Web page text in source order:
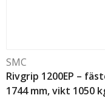
SMC
Rivgrip 1200EP –
1744 mm, vikt 1050